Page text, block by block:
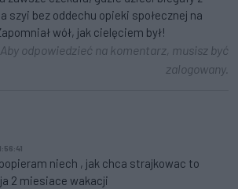
szyi bez oddechu opieki społecznej na
wół, jak cielęciem był!
Aby odpowiedzieć na komentarz, musisz być
zalogowany.
niech , jak chca strajkowac to
2 miesiace wakacji